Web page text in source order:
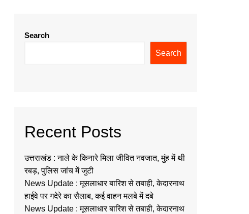
Search
Search
Recent Posts
उत्तराखंड : नाले के किनारे मिला जीवित नवजात, मुंह में थी
रबड़, पुलिस जांच में जुटी
News Update : मूसलाधार बारिश से तबाही, केदारनाथ
हाईवे पर गदेरे का सैलाब, कई वाहन मलबे में दबे
News Update : मूसलाधार बारिश से तबाही, केदारनाथ